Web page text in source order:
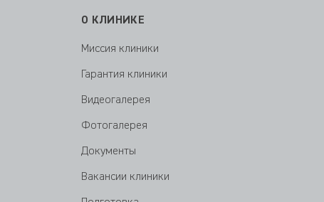
О КЛИНИКЕ
Миссия клиники
Гарантия клиники
Видеогалерея
Фотогалерея
Документы
Вакансии клиники